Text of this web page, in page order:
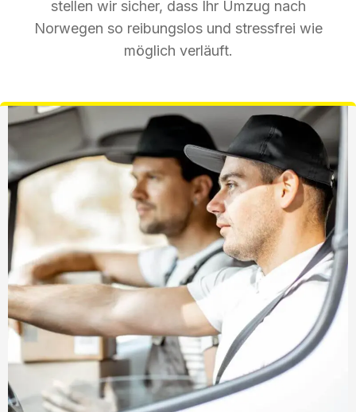
stellen wir sicher, dass Ihr Umzug nach
Norwegen so reibungslos und stressfrei wie
möglich verläuft.